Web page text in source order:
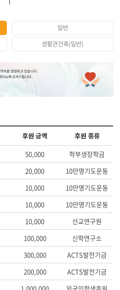
일반
생활관건축(일반)
후원 금액
후원 종류
50,000
학부생장학금
20,000
10만명기도운동
10,000
10만명기도운동
10,000
10만명기도운동
10,000
선교연구원
100,000
신학연구소
300,000
ACTS발전기금
200,000
ACTS발전기금